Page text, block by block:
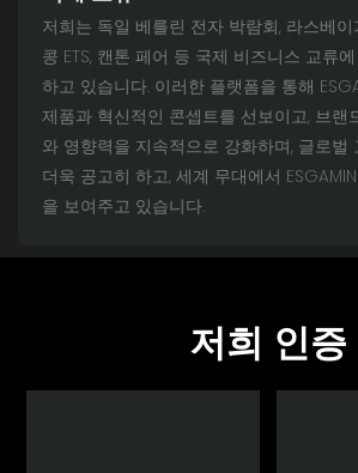
저희는 독일 베를린 전자 박람회, 라스베이
콩 ETS, 캔톤 페어 등 국제 비즈니스 교류
하고 있습니다. 이러한 플랫폼을 통해
제품과 혁신적인 콘셉트를 선보이고, 브랜
와 영향력을 지속적으로 강화하며, 글로벌
더욱 공고히 하고, 세계 무대에서
을 보여주고 있습니다.
저희 인증